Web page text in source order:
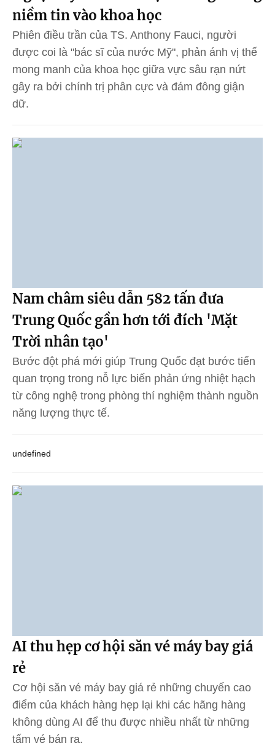
niềm tin vào khoa học
Phiên điều trần của TS. Anthony Fauci, người
được coi là "bác sĩ của nước Mỹ", phản ánh vị thế
mong manh của khoa học giữa vực sâu rạn nứt
gây ra bởi chính trị phân cực và đám đông giận
dữ.
Nam châm siêu dẫn 582 tấn đưa
Trung Quốc gần hơn tới đích 'Mặt
Trời nhân tạo'
Bước đột phá mới giúp Trung Quốc đạt bước tiến
quan trọng trong nỗ lực biến phản ứng nhiệt hạch
từ công nghệ trong phòng thí nghiệm thành nguồn
năng lượng thực tế.
undefined
AI thu hẹp cơ hội săn vé máy bay giá
rẻ
Cơ hội săn vé máy bay giá rẻ những chuyến cao
điểm của khách hàng hẹp lại khi các hãng hàng
không dùng AI để thu được nhiều nhất từ những
tấm vé bán ra.